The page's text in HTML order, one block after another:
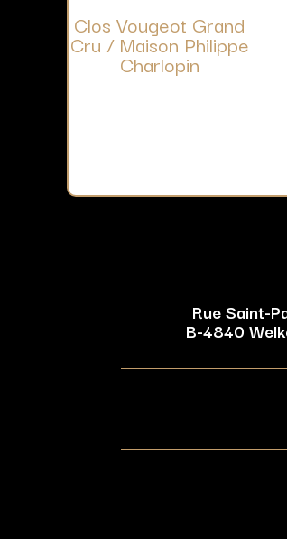
Clos Vougeot Grand
Cru / Maison Philippe
Charlopin
Rue Saint-
B-4840